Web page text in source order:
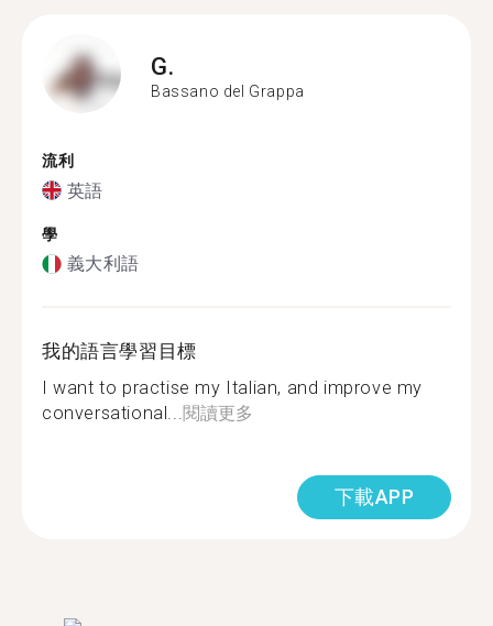
G.
Bassano del Grappa
流利
英語
學
義大利語
我的語言學習目標
I want to practise my Italian, and improve my
conversational...閱讀更多
下載APP